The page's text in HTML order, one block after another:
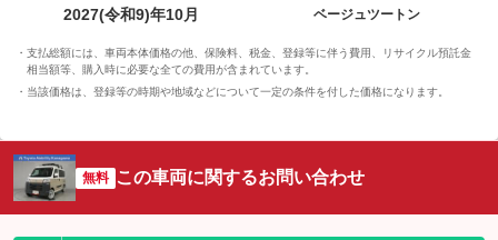
2027(令和9)年10月
ベージュツートン
支払総額には、車両本体価格の他、保険料、税金、登録等に伴う費用、リサイクル預託金
相当額等、購入時に必要な全ての費用が含まれています。
当該価格は、登録等の時期や地域などについて一定の条件を付した価格になります。
無料 この車両に関するお問い合わせ